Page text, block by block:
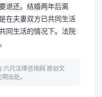
退还。结婚两年后离
在夫妻双方已共同生活
同生活的情况下。法院
六尺法律咨询网 原创文
出处。